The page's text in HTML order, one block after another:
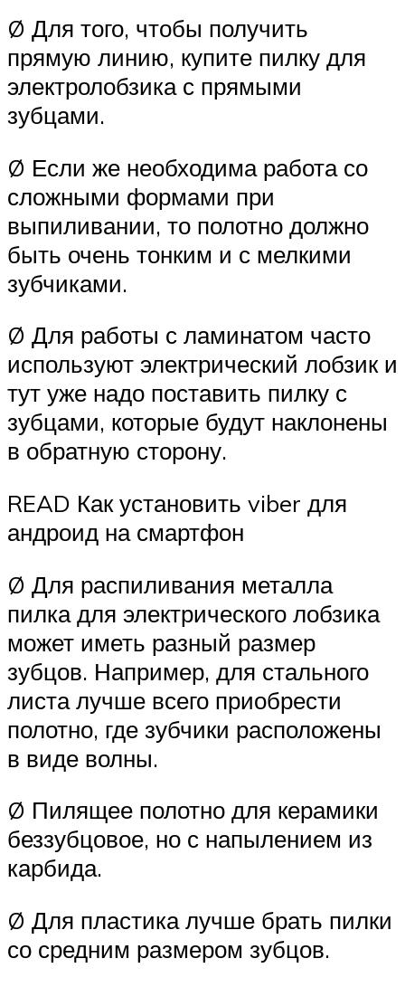
Ø Для того, чтобы получить
прямую линию, купите пилку для
электролобзика с прямыми
зубцами.
Ø Если же необходима работа со
сложными формами при
выпиливании, то полотно должно
быть очень тонким и с мелкими
зубчиками.
Ø Для работы с ламинатом часто
используют электрический лобзик и
тут уже надо поставить пилку с
зубцами, которые будут наклонены
в обратную сторону.
READ Как установить viber для
андроид на смартфон
Ø Для распиливания металла
пилка для электрического лобзика
может иметь разный размер
зубцов. Например, для стального
листа лучше всего приобрести
полотно, где зубчики расположены
в виде волны.
Ø Пилящее полотно для керамики
беззубцовое, но с напылением из
карбида.
Ø Для пластика лучше брать пилки
со средним размером зубцов.